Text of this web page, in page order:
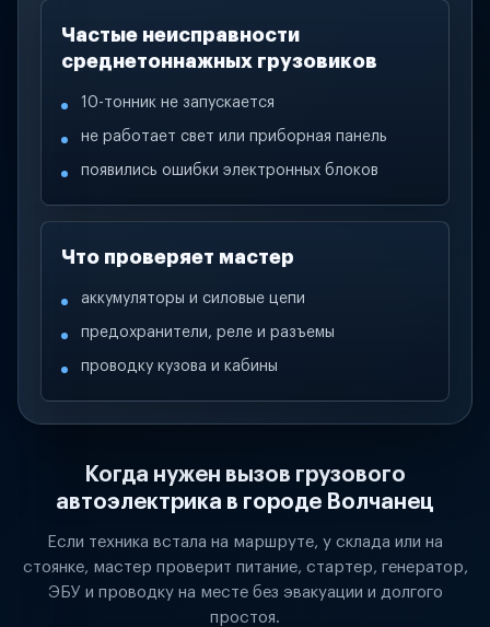
Частые неисправности
среднетоннажных грузовиков
10-тонник не запускается
не работает свет или приборная панель
появились ошибки электронных блоков
Что проверяет мастер
аккумуляторы и силовые цепи
предохранители, реле и разъемы
проводку кузова и кабины
Когда нужен вызов грузового
автоэлектрика в городе Волчанец
Если техника встала на маршруте, у склада или на
стоянке, мастер проверит питание, стартер, генератор,
ЭБУ и проводку на месте без эвакуации и долгого
простоя.